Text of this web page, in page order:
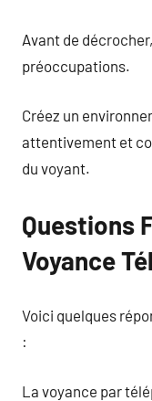
Avant de
préoccupations.
Créez un
attentivement et
du voyant.
Questions
Voyance
Voici quelques
:
La voyance par